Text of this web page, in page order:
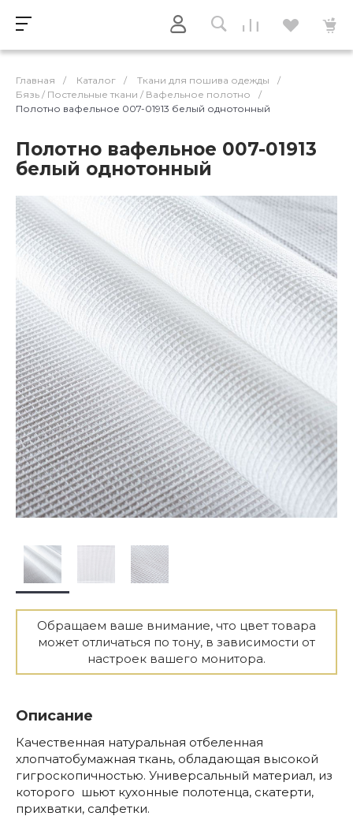
Главная / Каталог / Ткани для пошива одежды
/
Бязь / Постельные ткани / Вафельное полотно
/
Полотно вафельное 007-01913 белый однотонный
Полотно вафельное 007-01913
белый однотонный
Обращаем ваше внимание, что цвет товара
может отличаться по тону, в зависимости от
настроек вашего монитора.
Описание
Качественная натуральная отбеленная
хлопчатобумажная ткань, обладающая высокой
гигроскопичностью. Универсальный материал, из
которого шьют кухонные полотенца, скатерти,
прихватки, салфетки.